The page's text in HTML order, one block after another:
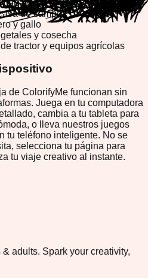
caballos)
de campo
y gallo
y cosecha
tractor y equipos agrícolas
de ColorifyMe funcionan sin
Juega en tu computadora
cambia a tu tableta para
o lleva nuestros juegos
tu teléfono inteligente. No se
selecciona tu página para
tu viaje creativo al instante.
adults. Spark your creativity,